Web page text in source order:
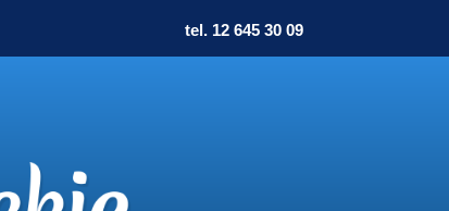
tel. 12 645 30 09